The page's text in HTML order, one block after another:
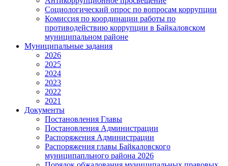
Социологический опрос по вопросам коррупции
Комиссия по координации работы по
противодействию коррупции в Байкаловском
муниципальном районе
Муниципальные задания
2026
2025
2024
2023
2022
2021
Документы
Постановления Главы
Постановления Администрации
Распоряжения Администрации
Распоряжения главы Байкаловского
муниципапльного района 2026